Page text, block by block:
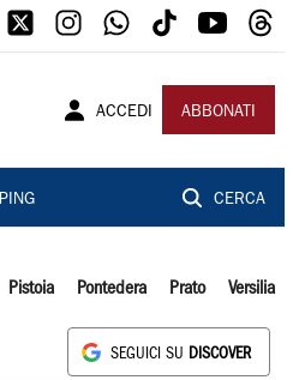
ACCEDI ABBONATI
CERCA
Pistoia Pontedera Prato Versilia
SEGUICI SU DISCOVER